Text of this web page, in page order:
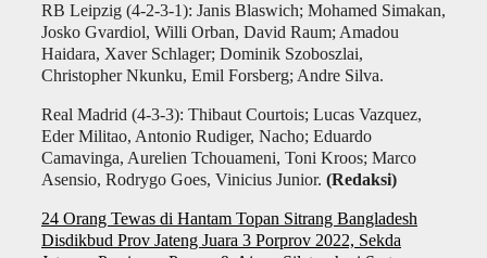
RB Leipzig (4-2-3-1): Janis Blaswich; Mohamed Simakan,
Josko Gvardiol, Willi Orban, David Raum; Amadou
Haidara, Xaver Schlager; Dominik Szoboszlai,
Christopher Nkunku, Emil Forsberg; Andre Silva.
Real Madrid (4-3-3): Thibaut Courtois; Lucas Vazquez,
Eder Militao, Antonio Rudiger, Nacho; Eduardo
Camavinga, Aurelien Tchouameni, Toni Kroos; Marco
Asensio, Rodrygo Goes, Vinicius Junior. (Redaksi)
Navigasi
pos
24 Orang Tewas di Hantam Topan Sitrang Bangladesh
Disdikbud Prov Jateng Juara 3 Porprov 2022, Sekda